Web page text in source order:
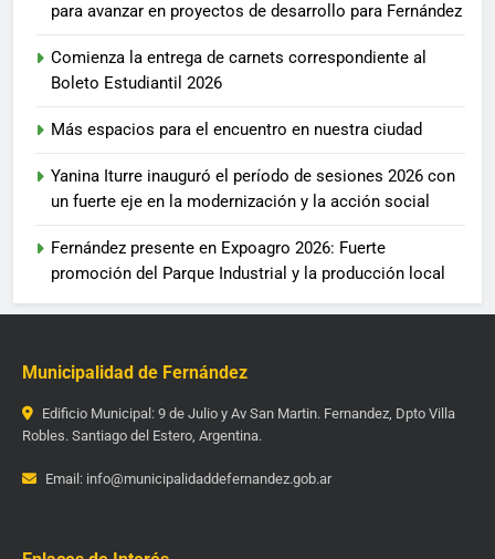
para avanzar en proyectos de desarrollo para Fernández
Comienza la entrega de carnets correspondiente al
Boleto Estudiantil 2026
Más espacios para el encuentro en nuestra ciudad
Yanina Iturre inauguró el período de sesiones 2026 con
un fuerte eje en la modernización y la acción social
Fernández presente en Expoagro 2026: Fuerte
promoción del Parque Industrial y la producción local
Municipalidad de Fernández
Edificio Municipal: 9 de Julio y Av San Martin. Fernandez, Dpto Villa
Robles. Santiago del Estero, Argentina.
Email: info@municipalidaddefernandez.gob.ar